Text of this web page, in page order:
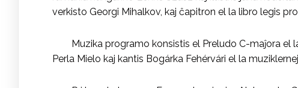
verkisto Georgi Mihalkov, kaj ĉapitron el la libro legis
Muzika programo konsistis el Preludo C-maĵora el
Perla Mielo kaj kantis Bogárka Fehérvári el la